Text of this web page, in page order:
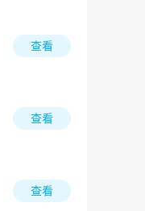
查看
查看
查看